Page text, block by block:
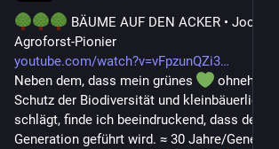
BÄUME AUF DEN ACKER • Jochen
Agroforst-Pionier
youtube.com/watch?v=vFpzunQZi3
Neben dem, dass mein grünes
ohnehin
Schutz der Biodiversität und kleinbäuerliche
schlägt, finde ich beeindruckend, dass der
Generation geführt wird. ≈ 30 Jahre/